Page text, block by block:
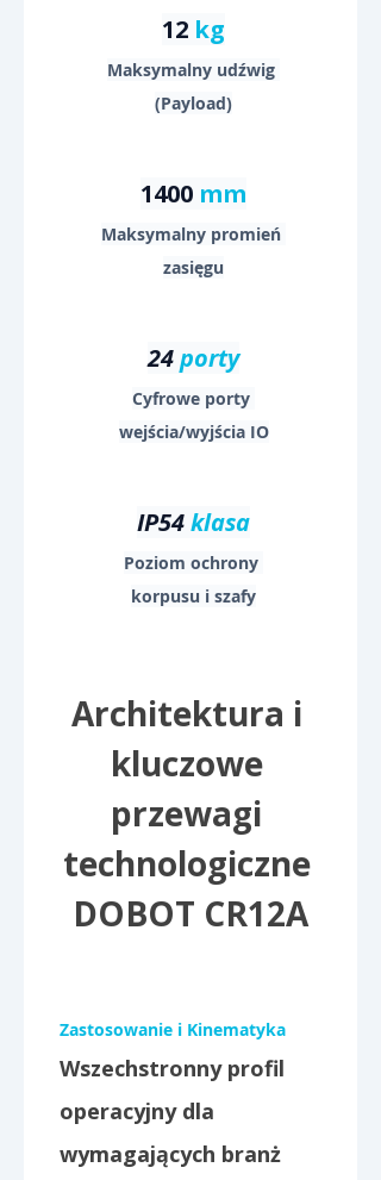
12 kg
Maksymalny udźwig
(Payload)
1400 mm
Maksymalny promień
zasięgu
24 porty
Cyfrowe porty
wejścia/wyjścia IO
IP54 klasa
Poziom ochrony
korpusu i szafy
Architektura i
kluczowe
przewagi
technologiczne
DOBOT CR12A
Zastosowanie i Kinematyka
Wszechstronny profil
operacyjny dla
wymagających branż